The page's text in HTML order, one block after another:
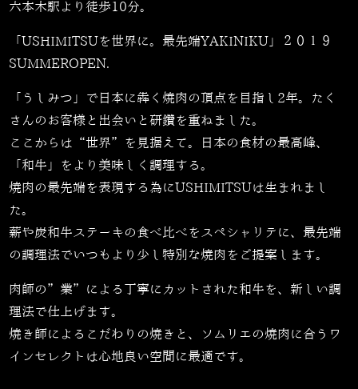
六本木駅より徒歩10分。
「USHIMITSUを世界に。最先端YAKINIKU」２０１９
SUMMEROPEN.
「うしみつ」で日本に犇く焼肉の頂点を目指し2年。たく
さんのお客様と出会いと研鑽を重ねました。
ここからは“世界”を見据えて。日本の食材の最高峰、
「和牛」をより美味しく調理する。
焼肉の最先端を表現する為にUSHIMITSUは生まれまし
た。
薪や炭和牛ステーキの食べ比べをスペシャリテに、最先端
の調理法でいつもより少し特別な焼肉をご提案します。
肉師の”業”による丁寧にカットされた和牛を、新しい調
理法で仕上げます。
焼き師によるこだわりの焼きと、ソムリエの焼肉に合うワ
インセレクトは心地良い空間に最適です。